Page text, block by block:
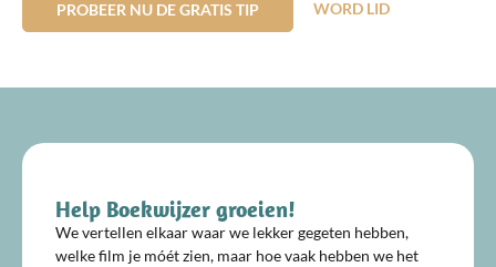
PROBEER NU DE GRATIS TIP WORD LID
Help Boekwijzer groeien!
We vertellen elkaar waar we lekker gegeten hebben,
welke film je móét zien, maar hoe vaak hebben we het